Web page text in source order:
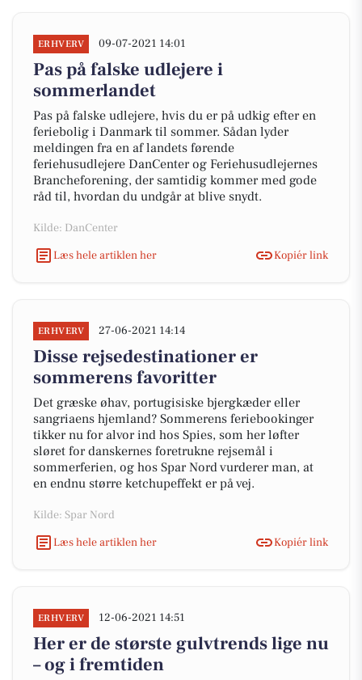
ERHVERV 09-07-2021 14:01
Pas på falske udlejere i
sommerlandet
Pas på falske udlejere, hvis du er på udkig efter en
feriebolig i Danmark til sommer. Sådan lyder
meldingen fra en af landets førende
feriehusudlejere DanCenter og Feriehusudlejernes
Brancheforening, der samtidig kommer med gode
råd til, hvordan du undgår at blive snydt.
Kilde: DanCenter
Læs hele artiklen her
Kopiér link
ERHVERV 27-06-2021 14:14
Disse rejsedestinationer er
sommerens favoritter
Det græske øhav, portugisiske bjergkæder eller
sangriaens hjemland? Sommerens feriebookinger
tikker nu for alvor ind hos Spies, som her løfter
sløret for danskernes foretrukne rejsemål i
sommerferien, og hos Spar Nord vurderer man, at
en endnu større ketchupeffekt er på vej.
Kilde: Spar Nord
Læs hele artiklen her
Kopiér link
ERHVERV 12-06-2021 14:51
Her er de største gulvtrends lige nu
– og i fremtiden